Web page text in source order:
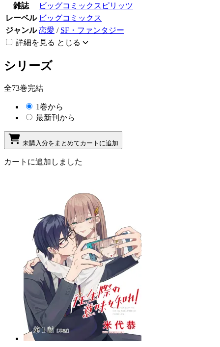
雑誌
ビッグコミックスピリッツ
レーベル ビッグコミックス
ジャンル 恋愛 / SF・ファンタジー
詳細を見る とじる
シリーズ
全73巻完結
1巻から
最新刊から
未購入分をまとめてカートに追加
カートに追加しました